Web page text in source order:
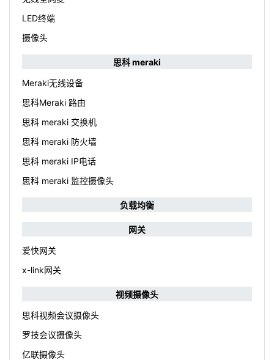
LED终端
摄像头
思科 meraki
Meraki无线设备
思科Meraki 路由
思科 meraki 交换机
思科 meraki 防火墙
思科 meraki IP电话
思科 meraki 监控摄像头
负载均衡
网关
爱快网关
x-link网关
视频摄像头
思科视频会议摄像头
罗技会议摄像头
亿联摄像头